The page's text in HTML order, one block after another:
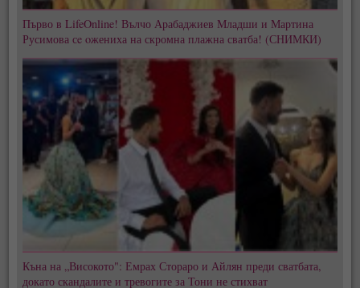
Първо в LifeOnline! Вълчо Арабаджиев Младши и Мартина
Русимова сe oжениха на скромна плажна сватба! (СНИМКИ)
Къна на „Високото": Емрах Стораро и Айлян преди сватбата,
докато скандалите и тревогите за Тони не стихват